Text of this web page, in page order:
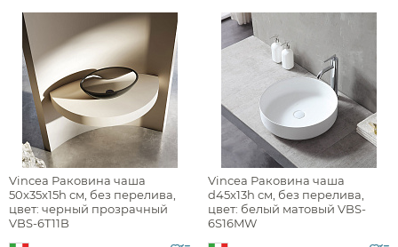
Vincea Раковина чаша
50x35x15h см, без перелива,
цвет: черный прозрачный
VBS-6T11B
Vincea Раковина чаша
d45x13h см, без перелива,
цвет: белый матовый VBS-
6S16MW